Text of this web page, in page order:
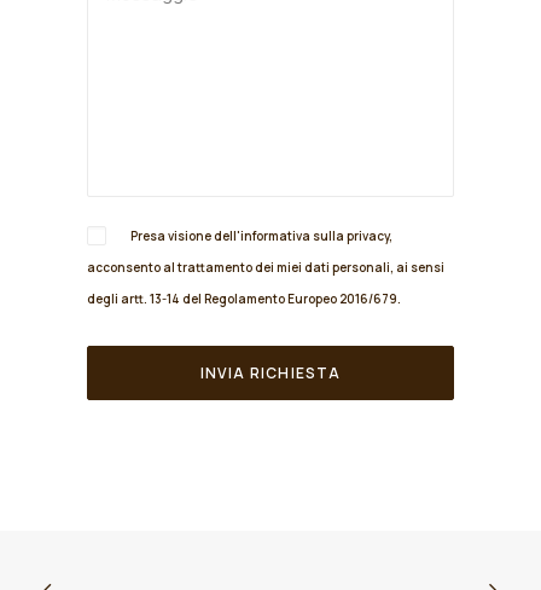
Presa visione dell'informativa sulla privacy,
acconsento al trattamento dei miei dati personali, ai sensi
degli artt. 13-14 del Regolamento Europeo 2016/679.